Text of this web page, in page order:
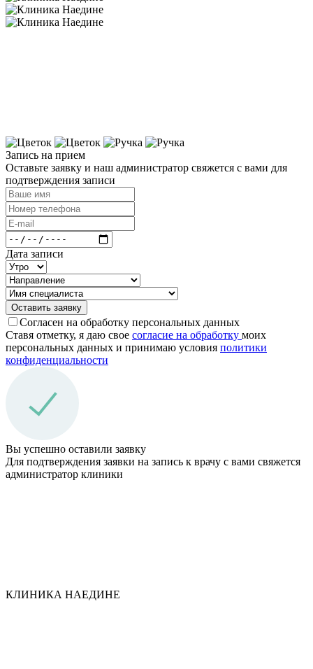
Запись на прием
Оставьте заявку и наш администра­тор свяжется с вами для
подтверждения записи
Дата записи
Оставить заявку
Согласен на обработку персональных данных
Ставя отметку, я даю свое согласие на обработку моих
персональных данных и принимаю условия политики
конфиден­циальности
Вы успешно оставили заявку
Для подтверждения заявки на запись к врачу с вами свяжется
администратор клиники
КЛИНИКА НАЕДИНЕ